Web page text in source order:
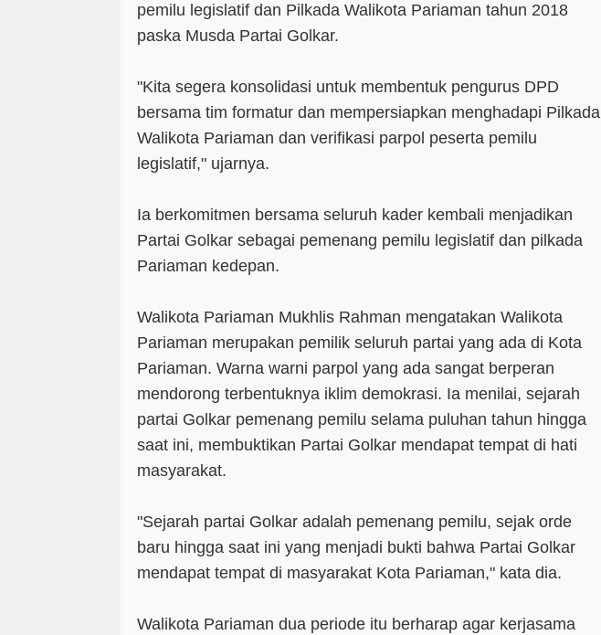
pemilu legislatif dan Pilkada Walikota Pariaman tahun 2018
paska Musda Partai Golkar.
"Kita segera konsolidasi untuk membentuk pengurus DPD
bersama tim formatur dan mempersiapkan menghadapi Pilkada
Walikota Pariaman dan verifikasi parpol peserta pemilu
legislatif," ujarnya.
Ia berkomitmen bersama seluruh kader kembali menjadikan
Partai Golkar sebagai pemenang pemilu legislatif dan pilkada
Pariaman kedepan.
Walikota Pariaman Mukhlis Rahman mengatakan Walikota
Pariaman merupakan pemilik seluruh partai yang ada di Kota
Pariaman. Warna warni parpol yang ada sangat berperan
mendorong terbentuknya iklim demokrasi. Ia menilai, sejarah
partai Golkar pemenang pemilu selama puluhan tahun hingga
saat ini, membuktikan Partai Golkar mendapat tempat di hati
masyarakat.
"Sejarah partai Golkar adalah pemenang pemilu, sejak orde
baru hingga saat ini yang menjadi bukti bahwa Partai Golkar
mendapat tempat di masyarakat Kota Pariaman," kata dia.
Walikota Pariaman dua periode itu berharap agar kerjasama